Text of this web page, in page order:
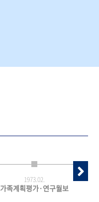
1973.02.
가족계획평가·연구월보